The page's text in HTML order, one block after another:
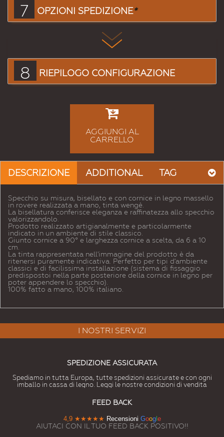
7 OPZIONI SPEDIZIONE*
8 RIEPILOGO CONFIGURAZIONE
AGGIUNGI AL
CARRELLO
DESCRIZIONE ADDITIONAL TAG
Specchio su misura, bisellato e con cornice in legno massello
in rovere realizzata a mano, tinta wengè.
La bisellatura conferisce eleganza e raffinatezza allo specchio
valorizzandolo.
Prodotto realizzato artigianalmente e particolarmente
indicato in un ambiente di stile classico.
Giunto cornice a 90° e larghezza cornice a scelta, da 6 a 10
cm.
La tinta rappresentata nell'immagine del prodotto è da
ritenersi puramente indicativa. Perfetto per tipi d'ambiente
classici e di facilissima installazione (sistema di fissaggio
predispostoi nella parte posteriore della cornice in legno per
poter appendere lo specchio).
100% fatto a mano, 100% italiano.
I NOSTRI SERVIZI
SPEDIZIONE ASSICURATA
Spediamo in tutta Europa, tutte spedizioni assicurate e con ogni
imballo in cassa di legno. Leggi le nostre condizioni di vendita
FEED BACK
4,9 ★★★★★ Recensioni Googl e
AIUTACI CON IL TUO FEED BACK POSITIVO!!